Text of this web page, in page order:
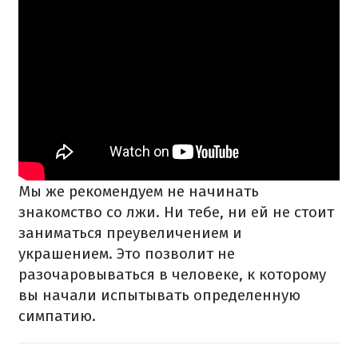
Мы же рекомендуем не начинать
знакомство со лжи. Ни тебе, ни ей не стоит
заниматься преувеличением и
украшением. Это позволит не
разочаровываться в человеке, к которому
вы начали испытывать определенную
симпатию.